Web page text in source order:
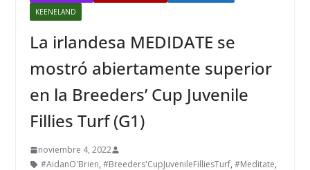
KEENELAND
La irlandesa MEDIDATE se
mostró abiertamente superior
en la Breeders’ Cup Juvenile
Fillies Turf (G1)
noviembre 4, 2022
#AidanO'Brien, #Breeders'CupJuvenileFilliesTurf, #Meditate,